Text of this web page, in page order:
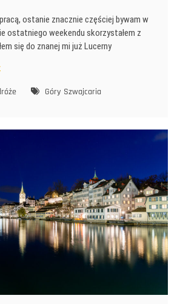
ostanie znacznie częściej bywam w
ostatniego weekendu skorzystałem z
się do znanej mi już Lucerny
Góry Szwajcaria